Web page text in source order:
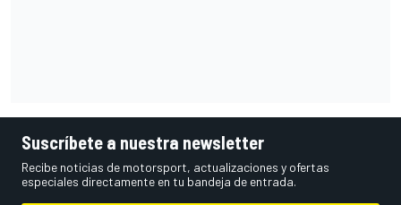
Suscríbete a nuestra newsletter
Recibe noticias de motorsport, actualizaciones y ofertas
especiales directamente en tu bandeja de entrada.